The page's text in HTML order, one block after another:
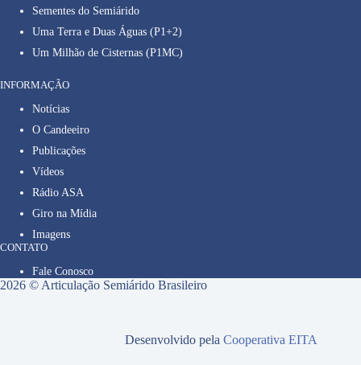
Sementes do Semiárido
Uma Terra e Duas Águas (P1+2)
Um Milhão de Cisternas (P1MC)
INFORMAÇÃO
Notícias
O Candeeiro
Publicações
Vídeos
Rádio ASA
Giro na Mídia
Imagens
CONTATO
Fale Conosco
2026 © Articulação Semiárido Brasileiro
Desenvolvido pelaCooperativa EITA